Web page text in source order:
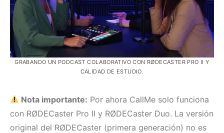
GRABANDO UN PODCAST COLABORATIVO CON RØDECASTER PRO II Y
CALIDAD DE ESTUDIO.
Nota importante: Por ahora CallMe solo funciona
con RØDECaster Pro II y RØDECaster Duo. La versión
original del RØDECaster (primera generación) no es